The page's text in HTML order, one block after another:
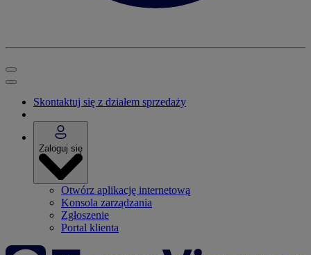
Skontaktuj się z działem sprzedaży
Zaloguj się
Otwórz aplikację internetową
Konsola zarządzania
Zgłoszenie
Portal klienta